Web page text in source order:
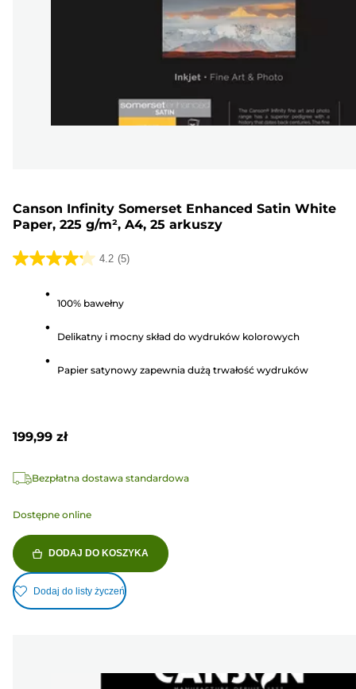
Canson Infinity Somerset Enhanced Satin White
Paper, 225 g/m², A4, 25 arkuszy
4.2 (5)
4.2
gwiazdek.
Recenzji
100% bawełny
Delikatny i mocny skład do wydruków kolorowych
Papier satynowy zapewnia dużą trwałość wydruków
199,99 zł
Bezpłatna dostawa standardowa
Dostępne online
DODAJ DO KOSZYKA
Dodaj do listy życzeń